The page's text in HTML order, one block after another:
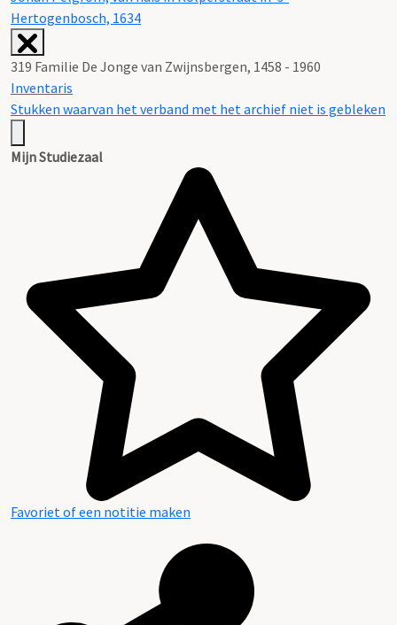
Hertogenbosch, 1634
319 Familie De Jonge van Zwijnsbergen, 1458 - 1960
Inventaris
Stukken waarvan het verband met het archief niet is gebleken
Mijn Studiezaal
Favoriet of een notitie maken